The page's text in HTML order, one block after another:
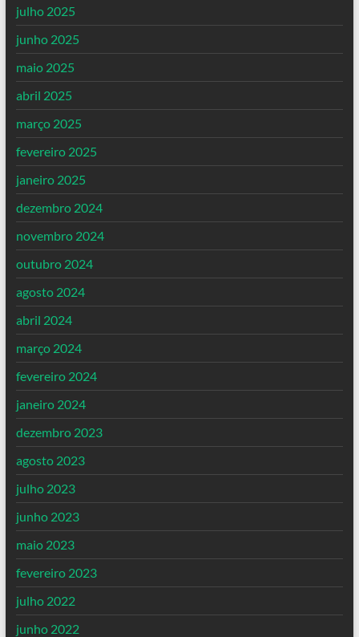
julho 2025
junho 2025
maio 2025
abril 2025
março 2025
fevereiro 2025
janeiro 2025
dezembro 2024
novembro 2024
outubro 2024
agosto 2024
abril 2024
março 2024
fevereiro 2024
janeiro 2024
dezembro 2023
agosto 2023
julho 2023
junho 2023
maio 2023
fevereiro 2023
julho 2022
junho 2022